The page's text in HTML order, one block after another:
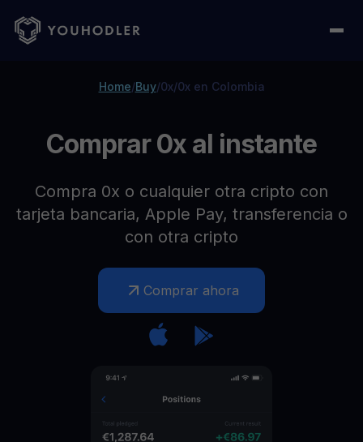
Home/Buy/0x/0x en Colombia
Comprar 0x al instante
Compra 0x o cualquier otra cripto con
tarjeta bancaria, Apple Pay, transferencia o
con otra cripto
Comprar ahora